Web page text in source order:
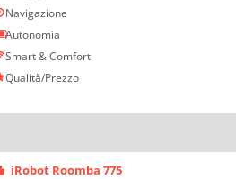
Navigazione
Autonomia
Smart & Comfort
Qualità/Prezzo
iRobot Roomba 775